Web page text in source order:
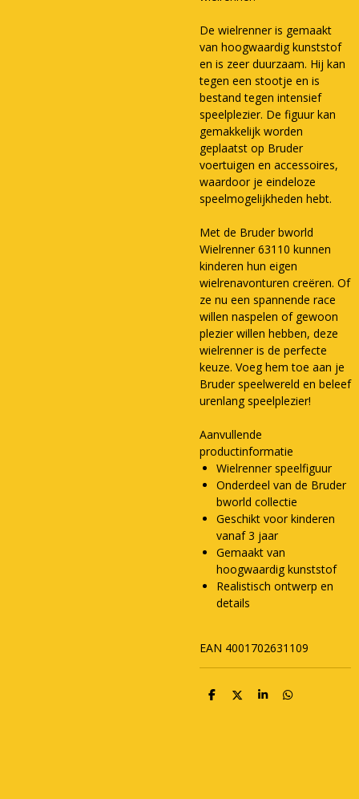
De wielrenner is gemaakt
van hoogwaardig kunststof
en is zeer duurzaam. Hij kan
tegen een stootje en is
bestand tegen intensief
speelplezier. De figuur kan
gemakkelijk worden
geplaatst op Bruder
voertuigen en accessoires,
waardoor je eindeloze
speelmogelijkheden hebt.
Met de Bruder bworld
Wielrenner 63110 kunnen
kinderen hun eigen
wielrenavonturen creëren. Of
ze nu een spannende race
willen naspelen of gewoon
plezier willen hebben, deze
wielrenner is de perfecte
keuze. Voeg hem toe aan je
Bruder speelwereld en beleef
urenlang speelplezier!
Aanvullende
productinformatie
Wielrenner speelfiguur
Onderdeel van de Bruder
bworld collectie
Geschikt voor kinderen
vanaf 3 jaar
Gemaakt van
hoogwaardig kunststof
Realistisch ontwerp en
details
EAN 4001702631109
D
D
S
D